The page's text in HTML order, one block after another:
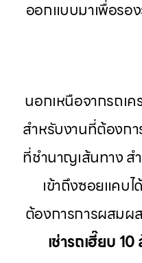
ออกแบบมาเพื่อรอ
นอกเหนือจากรถเ
สำหรับงานที่ต้องก
ที่ชำนาญเส้นทาง ส
เข้าถึงซอยแคบ
ต้องการการผสมผ
เช่ารถเฮี๊ยบ